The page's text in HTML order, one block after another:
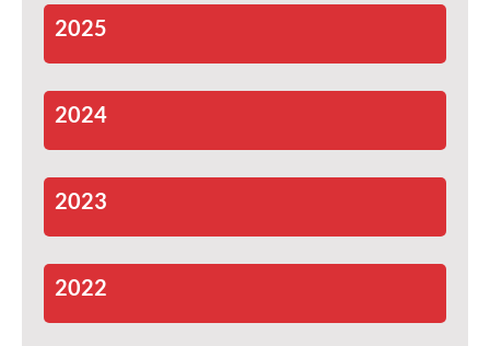
2025
2024
2023
2022